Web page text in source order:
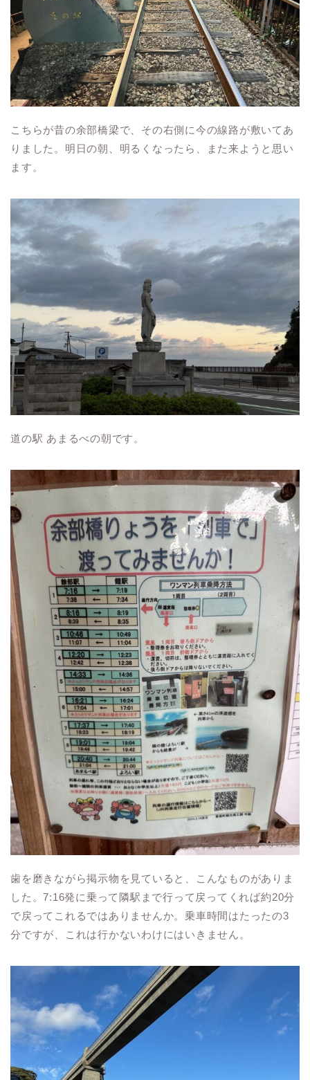
こちらが昔の余部橋梁で、その右側に今の線路が敷いてあ
りました。明日の朝、明るくなったら、また来ようと思い
ます。
道の駅 あまるべの朝です。
歯を磨きながら掲示物を見ていると、こんなものがありま
した。7:16発に乗って隣駅まで行って戻ってくれば約20分
で戻ってこれるではありませんか。乗車時間はたったの3
分ですが、これは行かないわけにはいきません。